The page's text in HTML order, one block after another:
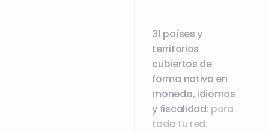
31 países y
territorios
cubiertos de
forma nativa en
moneda, idiomas
y fiscalidad: para
toda tu red.